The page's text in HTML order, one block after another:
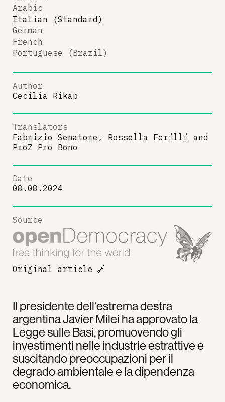
Il presidente dell'estrema destra
argentina Javier Milei ha approvato la
Legge sulle Basi, promuovendo gli
investimenti nelle industrie estrattive e
suscitando preoccupazioni per il
degrado ambientale e la dipendenza
economica.
Arabic
Italian (Standard)
German
French
Portuguese (Brazil)
Author
Cecilia Rikap
Translators
Fabrizio Senatore, Rossella Ferilli and
ProZ Pro Bono
Date
08.08.2024
Source
Original article 🔗